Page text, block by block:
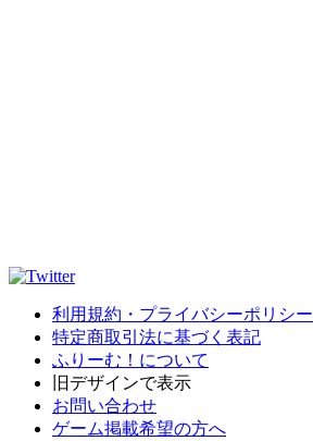
利用規約・プライバシーポリシー
特定商取引法に基づく表記
ふりーむ！について
旧デザインで表示
お問い合わせ
ゲーム掲載希望の方へ